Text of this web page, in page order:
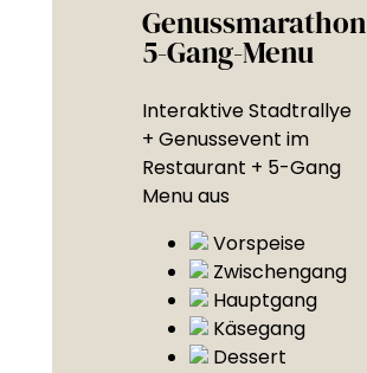
Genussmarathon
5-Gang-Menu
Interaktive Stadtrallye
+ Genussevent im
Restaurant + 5-Gang
Menu aus
Vorspeise
Zwischengang
Hauptgang
Käsegang
Dessert